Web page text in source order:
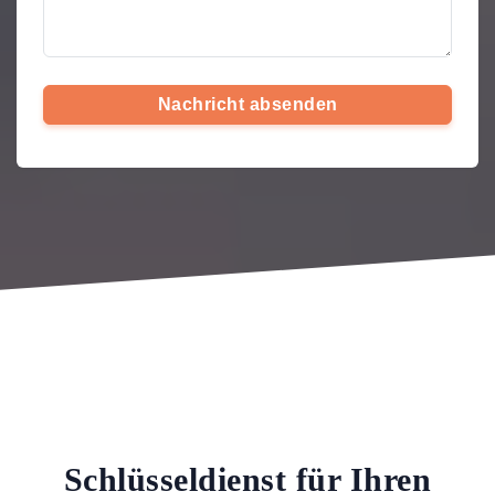
Nachricht absenden
Schlüsseldienst für Ihren